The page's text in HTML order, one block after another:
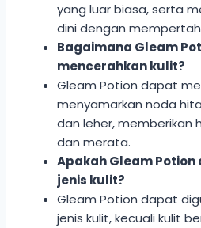
yang luar biasa, serta
dini dengan
Bagaimana Gleam
mencerahkan kulit?
Gleam Potion dapat
menyamarkan noda
dan leher, memberikan
dan merata.
Apakah Gleam
jenis kulit?
Gleam Potion dapat
jenis kulit, kecuali kulit